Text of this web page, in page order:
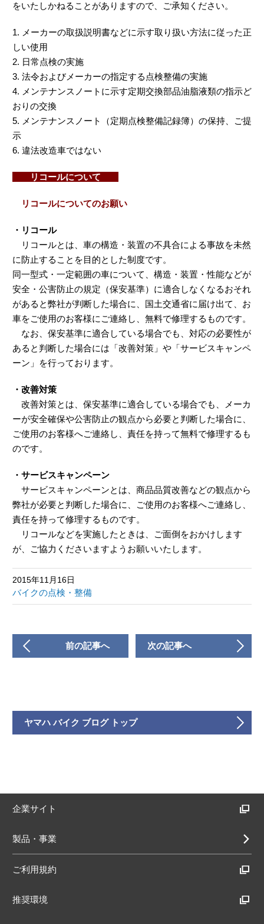
をいたしかねることがありますので、ご承知ください。
1. メーカーの取扱説明書などに示す取り扱い方法に従った正
しい使用
2. 日常点検の実施
3. 法令およびメーカーの指定する点検整備の実施
4. メンテナンスノートに示す定期交換部品油脂液類の指示ど
おりの交換
5. メンテナンスノート（定期点検整備記録簿）の保持、ご提
示
6. 違法改造車ではない
リコールについて
リコールについてのお願い
・リコール
リコールとは、車の構造・装置の不具合による事故を未然
に防止することを目的とした制度です。
同一型式・一定範囲の車について、構造・装置・性能などが
安全・公害防止の規定（保安基準）に適合しなくなるおそれ
があると弊社が判断した場合に、国土交通省に届け出て、お
車をご使用のお客様にご連絡し、無料で修理するものです。
なお、保安基準に適合している場合でも、対応の必要性が
あると判断した場合には「改善対策」や「サービスキャンペ
ーン」を行っております。
・改善対策
改善対策とは、保安基準に適合している場合でも、メーカ
ーが安全確保や公害防止の観点から必要と判断した場合に、
ご使用のお客様へご連絡し、責任を持って無料で修理するも
のです。
・サービスキャンペーン
サービスキャンペーンとは、商品品質改善などの観点から
弊社が必要と判断した場合に、ご使用のお客様へご連絡し、
責任を持って修理するものです。
リコールなどを実施したときは、ご面倒をおかけします
が、ご協力くださいますようお願いいたします。
2015年11月16日
バイクの点検・整備
前の記事へ 次の記事へ
ヤマハ バイク ブログ トップ
企業サイト
製品・事業
ご利用規約
推奨環境